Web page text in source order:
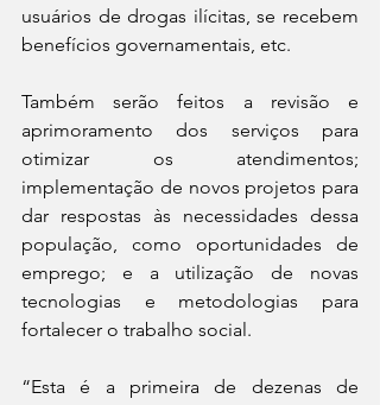
usuários de drogas ilícitas, se recebem
benefícios governamentais, etc.
Também serão feitos a revisão e
aprimoramento dos serviços para
otimizar os atendimentos;
implementação de novos projetos para
dar respostas às necessidades dessa
população, como oportunidades de
emprego; e a utilização de novas
tecnologias e metodologias para
fortalecer o trabalho social.
“Esta é a primeira de dezenas de